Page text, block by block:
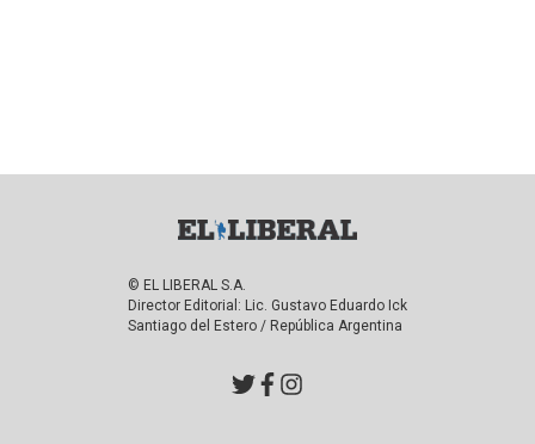
© EL LIBERAL S.A.
Director Editorial: Lic. Gustavo Eduardo Ick
Santiago del Estero / República Argentina